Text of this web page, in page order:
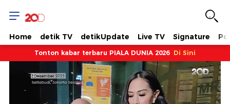
Home detik TV detikUpdate Live TV Signature
Tonton kabar terbaru PIALA DUNIA 2026 Di Sini